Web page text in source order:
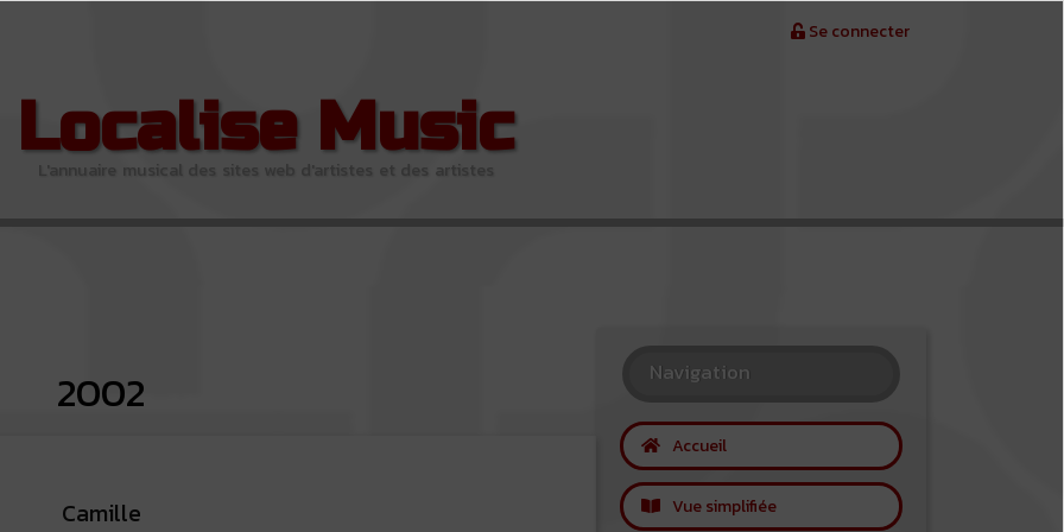
Se connecter
Localise Music
L'annuaire musical des sites web d'artistes et des artistes
2002
Camille
Navigation
Accueil
Vue simplifiée